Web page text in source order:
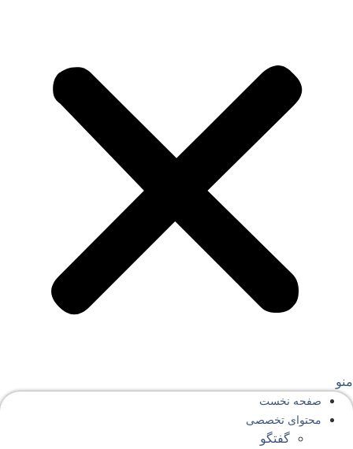
صفحه‌ نخست
محتوای‌ تخصصی
گفتگو